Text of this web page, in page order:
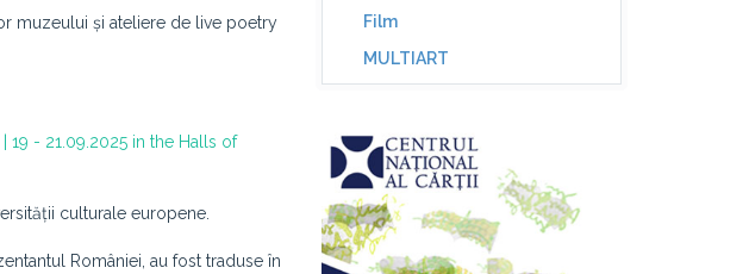
muzeului și ateliere de live poetry
| 19 - 21.09.2025 in the Halls of
culturale europene.
României, au fost traduse în
Film
MULTIART